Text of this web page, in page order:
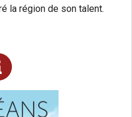
la région de son talent.